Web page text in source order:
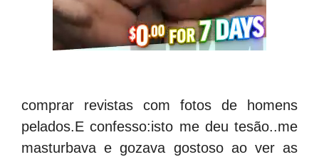
comprar revistas com fotos de homens
pelados.E confesso:isto me deu tesão..me
masturbava e gozava gostoso ao ver as